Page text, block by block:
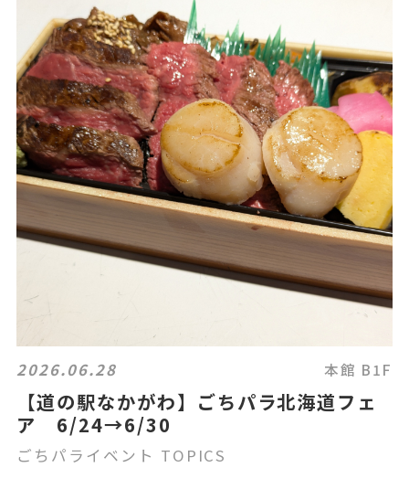
2026.06.28 本館 B1F
【道の駅なかがわ】ごちパラ北海道フェ
ア 6/24→6/30
ごちパライベント TOPICS